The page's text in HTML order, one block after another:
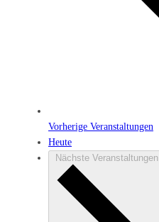
Vorherige Veranstaltungen
Heute
Nächste Veranstaltungen